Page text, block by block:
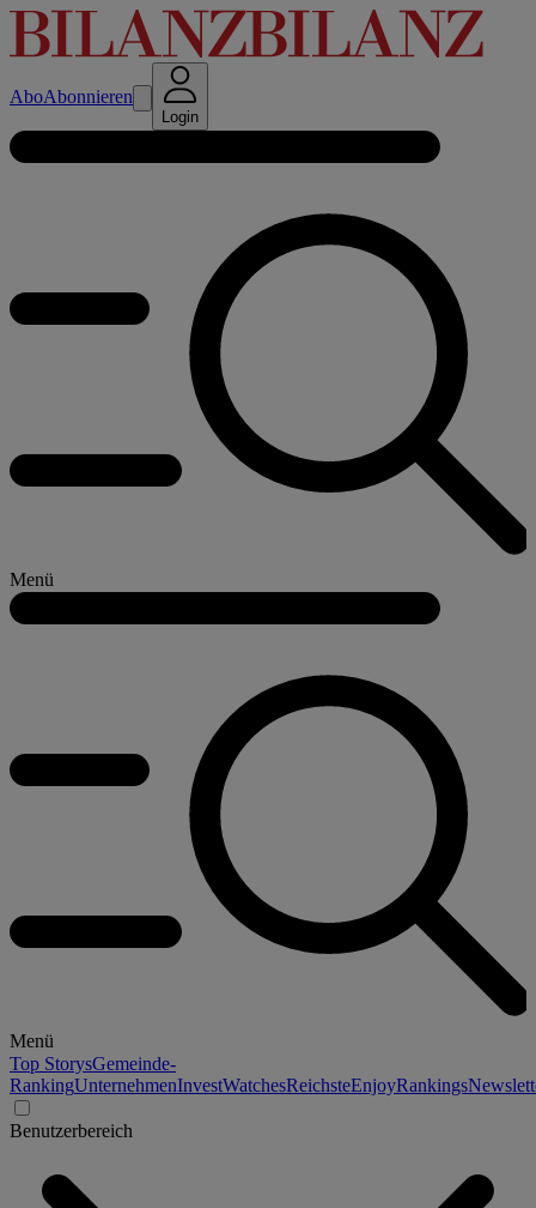
AboAbonnieren
Login
Menü
Menü
Top StorysGemeinde-
RankingUnternehmenInvestWatchesReichsteEnjoyRankings
Benutzerbereich